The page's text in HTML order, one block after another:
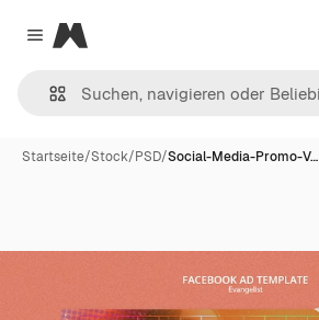
Close menu
Magnific
Startseite/Stock/PSD/Social-Media-Promo-V…